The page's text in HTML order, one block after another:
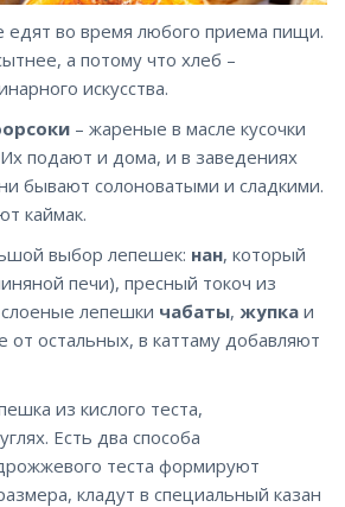
едят во время любого приема пищи.
а потому что хлеб –
искусства.
– жареные в масле кусочки
подают и дома, и в заведениях
бывают солоноватыми и сладкими.
каймак.
выбор лепешек: нан, который
печи), пресный токоч из
лепешки чабаты, жупка и
от остальных, в каттаму добавляют
из кислого теста,
Есть два способа
теста формируют
кладут в специальный казан